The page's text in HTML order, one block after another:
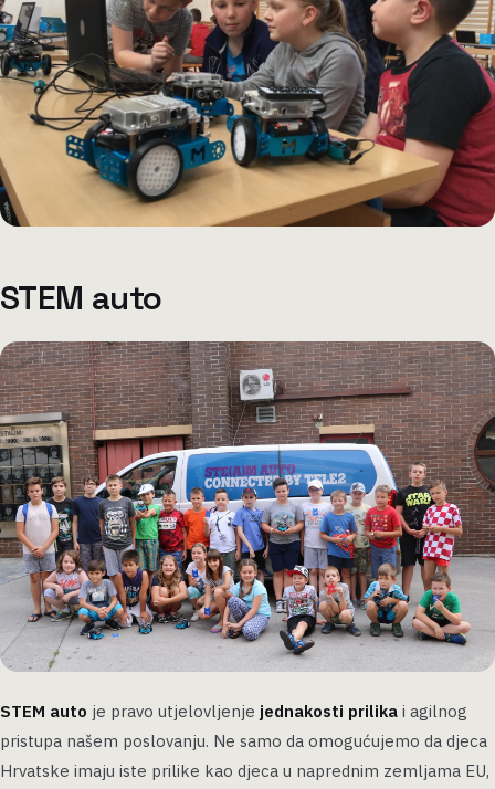
STEM auto
STEM auto je pravo utjelovljenje jednakosti prilika i agilnog
pristupa našem poslovanju. Ne samo da omogućujemo da djeca
Hrvatske imaju iste prilike kao djeca u naprednim zemljama EU,